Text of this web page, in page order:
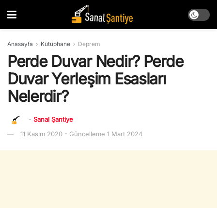
Anasayfa Kütüphane Deprem
Perde Duvar Nedir? Perde
Duvar Yerleşim Esasları
Nelerdir?
- Sanal Şantiye
11 Kasım 2020 - Güncelleme 1 Mart 2024